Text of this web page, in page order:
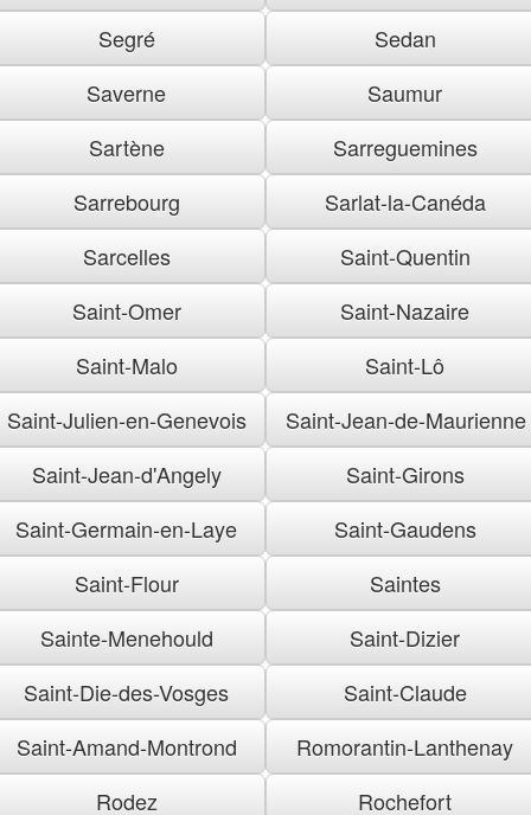
Segré
Sedan
Saverne
Saumur
Sartène
Sarreguemines
Sarrebourg
Sarlat-la-Canéda
Sarcelles
Saint-Quentin
Saint-Omer
Saint-Nazaire
Saint-Malo
Saint-Lô
Saint-Julien-en-Genevois
Saint-Jean-de-Maurienne
Saint-Jean-d'Angely
Saint-Girons
Saint-Germain-en-Laye
Saint-Gaudens
Saint-Flour
Saintes
Sainte-Menehould
Saint-Dizier
Saint-Die-des-Vosges
Saint-Claude
Saint-Amand-Montrond
Romorantin-Lanthenay
Rodez
Rochefort